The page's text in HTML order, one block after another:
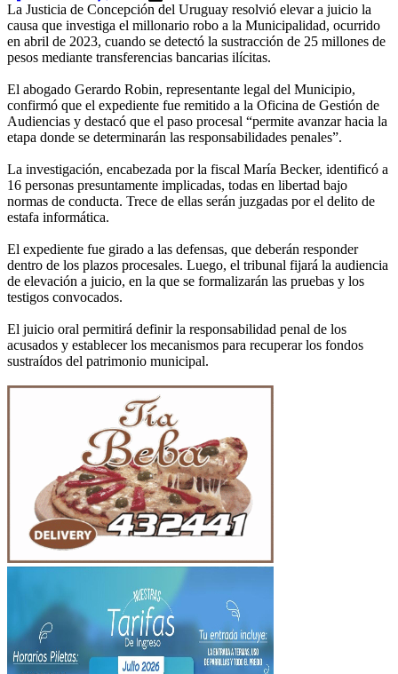
La Justicia de Concepción del Uruguay resolvió elevar a juicio la
causa que investiga el millonario robo a la Municipalidad, ocurrido
en abril de 2023, cuando se detectó la sustracción de 25 millones de
pesos mediante transferencias bancarias ilícitas.
El abogado Gerardo Robin, representante legal del Municipio,
confirmó que el expediente fue remitido a la Oficina de Gestión de
Audiencias y destacó que el paso procesal “permite avanzar hacia la
etapa donde se determinarán las responsabilidades penales”.
La investigación, encabezada por la fiscal María Becker, identificó a
16 personas presuntamente implicadas, todas en libertad bajo
normas de conducta. Trece de ellas serán juzgadas por el delito de
estafa informática.
El expediente fue girado a las defensas, que deberán responder
dentro de los plazos procesales. Luego, el tribunal fijará la audiencia
de elevación a juicio, en la que se formalizarán las pruebas y los
testigos convocados.
El juicio oral permitirá definir la responsabilidad penal de los
acusados y establecer los mecanismos para recuperar los fondos
sustraídos del patrimonio municipal.